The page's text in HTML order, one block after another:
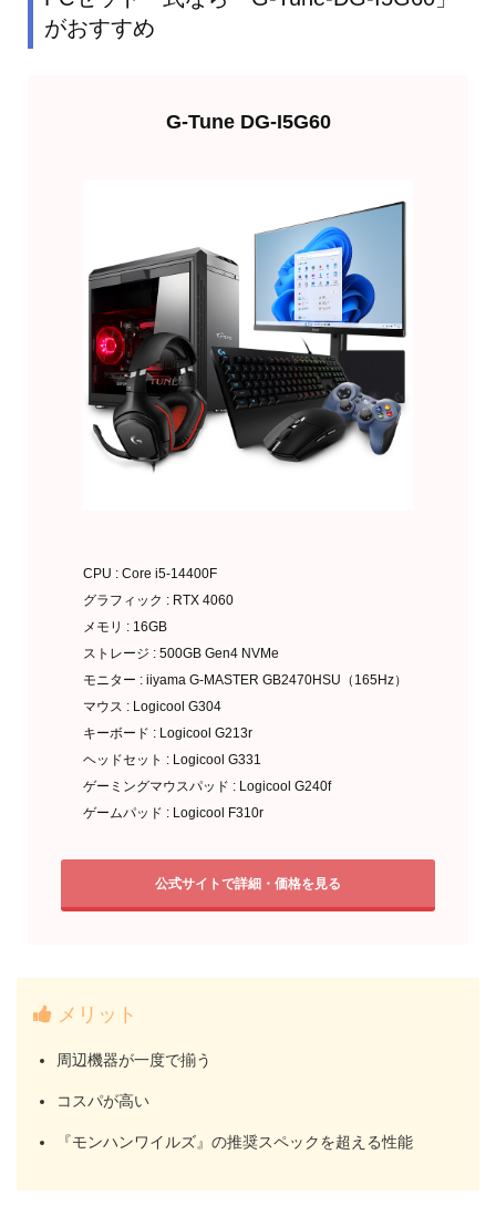
がおすすめ
G-Tune DG-I5G60
CPU : Core i5-14400F
グラフィック : RTX 4060
メモリ : 16GB
ストレージ : 500GB Gen4 NVMe
モニター : iiyama G-MASTER GB2470HSU（165Hz）
マウス : Logicool G304
キーボード : Logicool G213r
ヘッドセット : Logicool G331
ゲーミングマウスパッド : Logicool G240f
ゲームパッド : Logicool F310r
公式サイトで詳細・価格を見る
メリット
周辺機器が一度で揃う
コスパが高い
『モンハンワイルズ』の推奨スペックを超える性能